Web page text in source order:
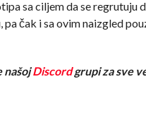
sa ciljem da se regrutuju
čak i sa ovim naizgled
našojDiscordgrupi za sve